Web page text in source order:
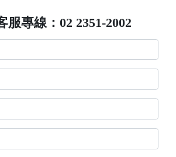
服專線：02 2351-2002